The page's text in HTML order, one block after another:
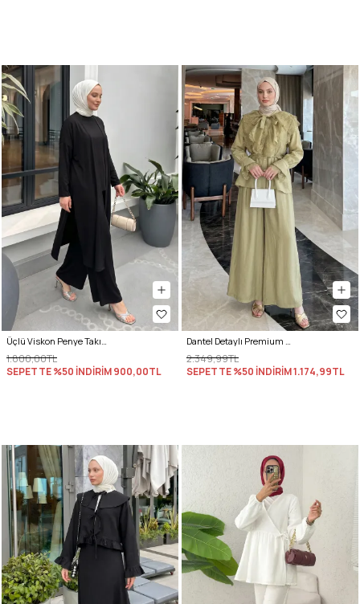
Üçlü Viskon Penye Takım 13205 - SİYAH
1.800,00TL
SEPETTE %50 İNDİRİM900,00TL
Dantel Detaylı Premium Takım 5325 - AÇIK HAKİ
2.349,99TL
SEPETTE %50 İNDİRİM1.174,99TL